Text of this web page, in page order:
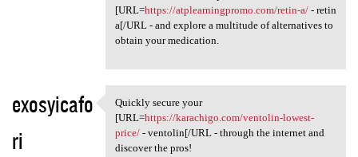
[URL=https://atplearningpromo.com/retin-a/- retin
a[/URL - and explore a multitude of alternatives to
obtain your medication.
exosyicafo
ri
Quickly secure your [URL
Quickly secure your
[URL=https://karachigo.com/ventolin-lowest-
price/- ventolin[/URL - through the internet and
discover the pros!